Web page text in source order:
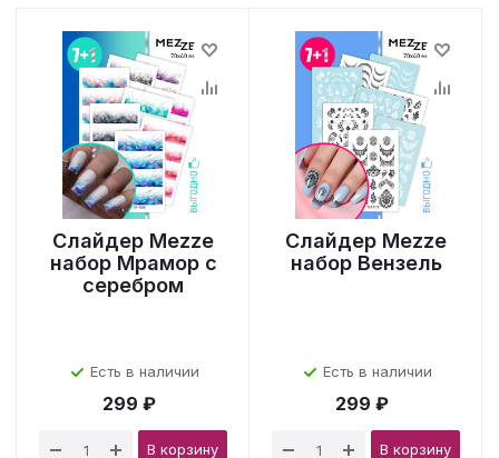
Слайдер Mezze
набор Мрамор с
серебром
Есть в наличии
299 ₽
В корзину
Слайдер Mezze
набор Вензель
Есть в наличии
299 ₽
В корзину